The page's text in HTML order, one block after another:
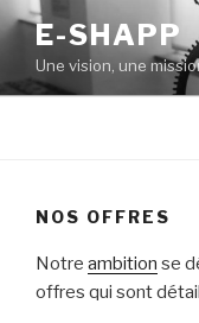
Aller
au
contenu
principal
E-SHAPP
Une vision, une
NOS OFFRES
Notre ambition se
offres qui sont